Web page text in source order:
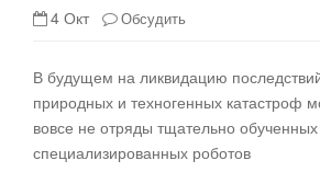
4 Окт Обсудить
В будущем на ликвидацию
природных и техногенных катастроф
вовсе не отряды тщательно
специализированных роботов